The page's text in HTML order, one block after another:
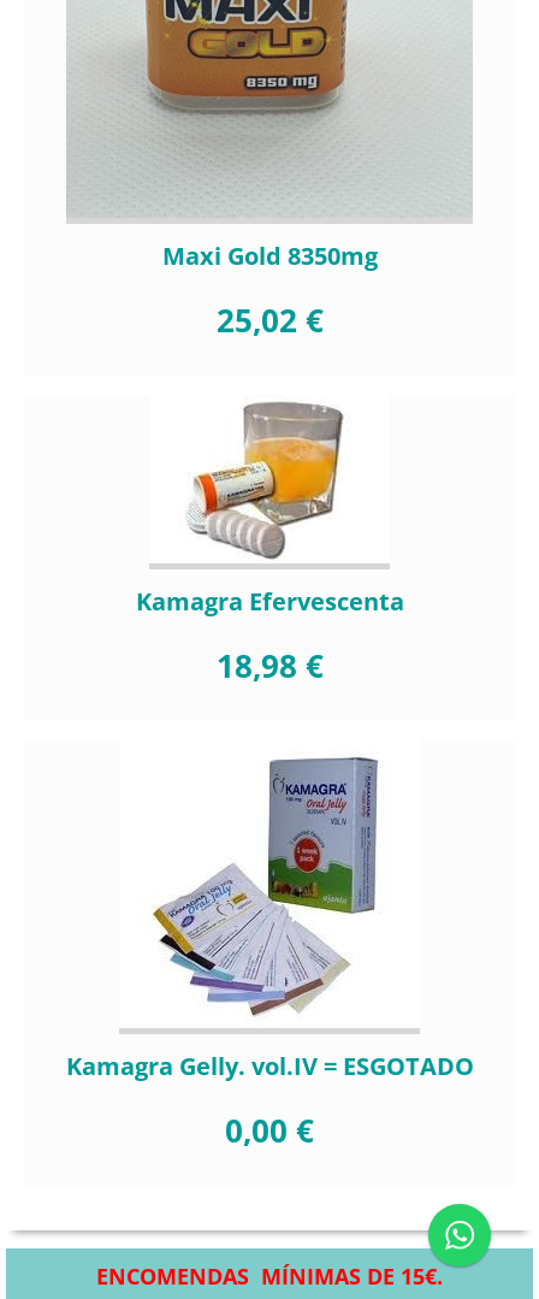
Maxi Gold 8350mg
25,02 €
Kamagra Efervescenta
18,98 €
Kamagra Gelly. vol.IV = ESGOTADO
0,00 €
ENCOMENDAS MÍNIMAS DE 15€.